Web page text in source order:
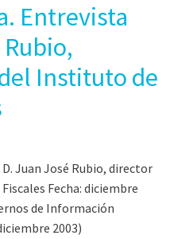
Entrevista
Instituto de
Juan José Rubio, director
Fecha: diciembre
de Información
2003)